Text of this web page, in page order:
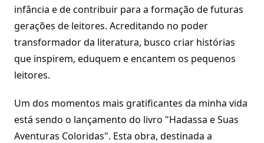
infância e de contribuir para a formação de futuras
gerações de leitores. Acreditando no poder
transformador da literatura, busco criar histórias
que inspirem, eduquem e encantem os pequenos
leitores.
Um dos momentos mais gratificantes da minha vida
está sendo o lançamento do livro "Hadassa e Suas
Aventuras Coloridas". Esta obra, destinada a